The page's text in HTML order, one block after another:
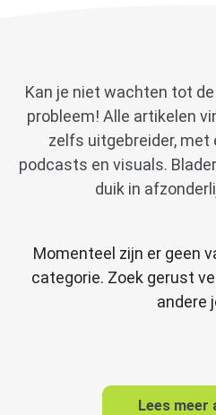
Kan je niet wachten tot
probleem! Alle artikelen
zelfs uitgebreider,
podcasts en visuals.
duik in
Momenteel zijn er geen
categorie. Zoek gerust
andere
Lees meer